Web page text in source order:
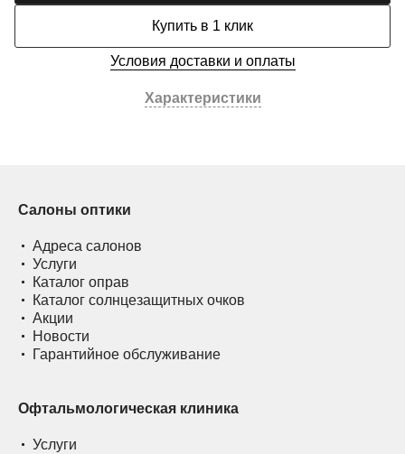
Купить в 1 клик
Условия доставки и оплаты
Характеристики
Салоны оптики
Адреса салонов
Услуги
Каталог оправ
Каталог солнцезащитных очков
Акции
Новости
Гарантийное обслуживание
Офтальмологическая клиника
Услуги